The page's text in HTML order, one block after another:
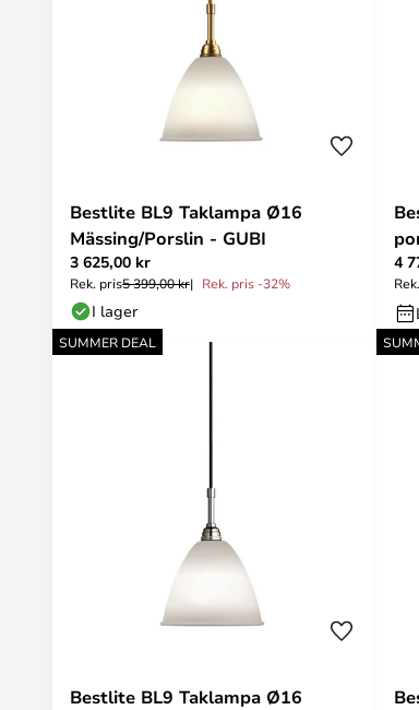
Bestlite BL9 Taklampa Ø16
Mässing/Porslin - GUBI
3 625,00 kr
Rek. pris5 399,00 kr Rek. pris -32%
I lager
4
SUMMER DEAL
Bestlite BL9 Taklampa Ø16